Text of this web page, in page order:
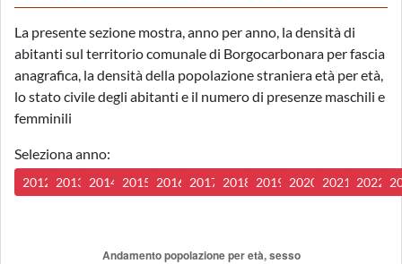
La presente sezione mostra, anno per anno, la densità di
abitanti sul territorio comunale di Borgocarbonara per fascia
anagrafica, la densità della popolazione straniera età per età,
lo stato civile degli abitanti e il numero di presenze maschili e
femminili
Seleziona anno:
2012 2013 2014 2015 2016 2017 2018 2019 2020 2021 2022